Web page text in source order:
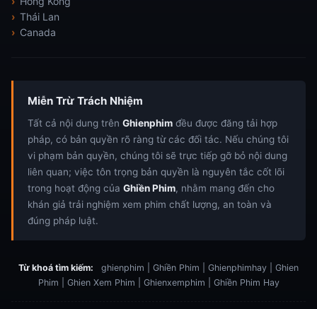
Thái Lan
Canada
Miễn Trừ Trách Nhiệm
Tất cả nội dung trên Ghienphim đều được đăng tải hợp
pháp, có bản quyền rõ ràng từ các đối tác. Nếu chúng tôi
vi phạm bản quyền, chúng tôi sẽ trực tiếp gỡ bỏ nội dung
liên quan; việc tôn trọng bản quyền là nguyên tắc cốt lõi
trong hoạt động của Ghiền Phim, nhằm mang đến cho
khán giả trải nghiệm xem phim chất lượng, an toàn và
đúng pháp luật.
Từ khoá tìm kiếm:
ghienphim | Ghiền Phim | Ghienphimhay | Ghien
Phim | Ghien Xem Phim | Ghienxemphim | Ghiền Phim Hay